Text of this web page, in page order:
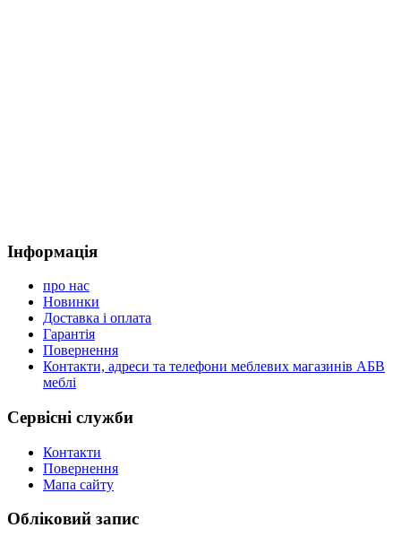
Інформація
про нас
Новинки
Доставка і оплата
Гарантія
Повернення
Контакти, адреси та телефони меблевих магазинів АБВ
меблі
Сервісні служби
Контакти
Повернення
Мапа сайту
Обліковий запис